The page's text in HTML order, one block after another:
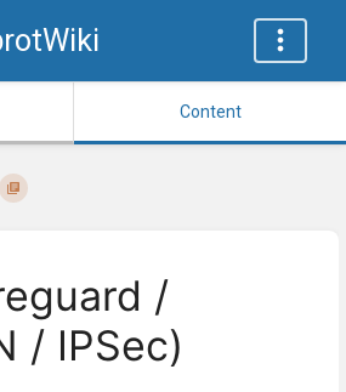
Content
/
/ IPSec)